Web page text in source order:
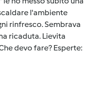
l'ambiente
rinfresco. Sembrava
ricaduta. Lievita
devo fare? Esperte: